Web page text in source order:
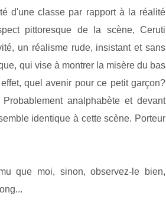
d'une classe par rapport à la réalité
pittoresque de la scène, Ceruti
un réalisme rude, insistant et sans
qui vise à montrer la misère du bas
quel avenir pour ce petit garçon?
analphabète et devant
identique à cette scène. Porteur
que moi, sinon, observez-le bien,